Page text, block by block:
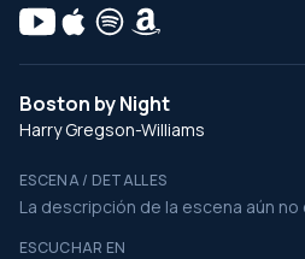
Boston by Night
Harry Gregson-Williams
ESCENA / DETALLES
La descripción de la escena aún
ESCUCHAR EN